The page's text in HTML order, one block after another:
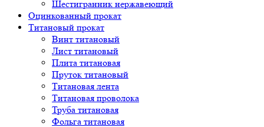
Шестигранник нержавеющий
Оцинкованный прокат
Титановый прокат
Винт титановый
Лист титановый
Плита титановая
Пруток титановый
Титановая лента
Титановая проволока
Труба титановая
Фольга титановая